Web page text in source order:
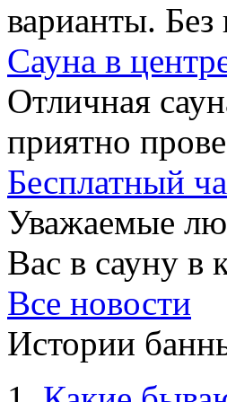
варианты.
Сауна в
Отличная
приятно
Бесплатный
Уважаемые
Вас в сауну в
Все новости
Истории